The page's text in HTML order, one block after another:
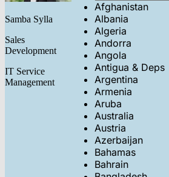
Samba Sylla
Sales
Development
IT Service
Management
Afghanistan
Albania
Algeria
Andorra
Angola
Antigua & Deps
Argentina
Armenia
Aruba
Australia
Austria
Azerbaijan
Bahamas
Bahrain